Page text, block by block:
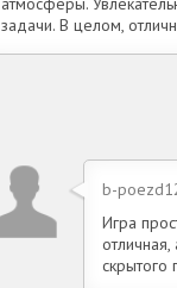
задачи. В целом,
b-
Игра
скрытого